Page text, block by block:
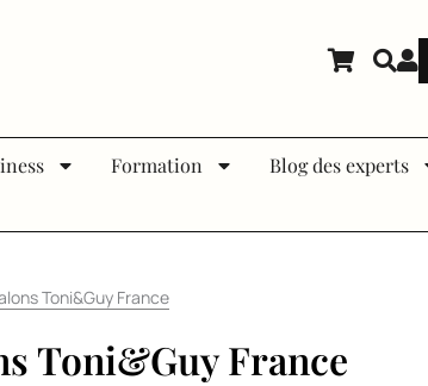
Formation Blog des experts
Toni&Guy France
Toni&Guy France